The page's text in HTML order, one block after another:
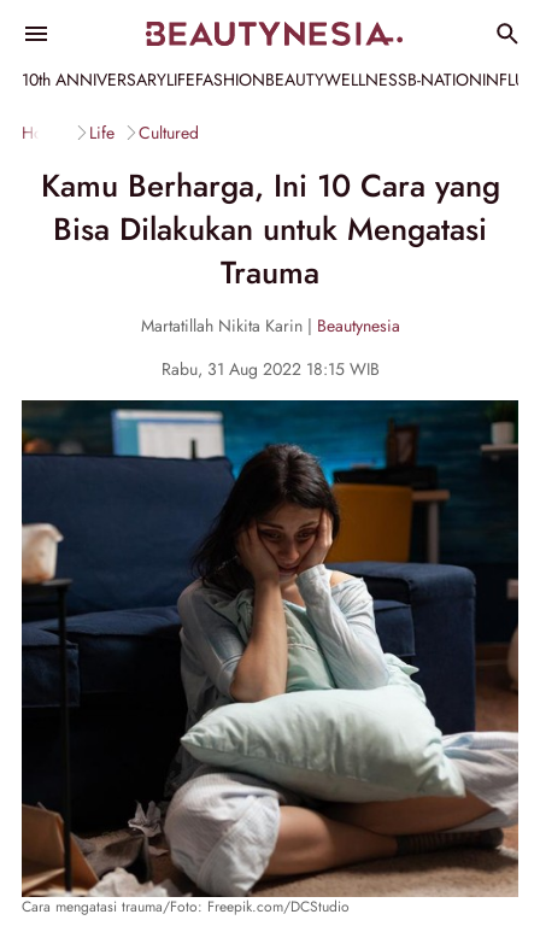
10th ANNIVERSARYLIFEFASHIONBEAUTYWELLNESSB-NATION
Home Life Cultured
Kamu Berharga, Ini 10 Cara yang
Bisa Dilakukan untuk Mengatasi
Trauma
Martatillah Nikita Karin | Beautynesia
Rabu, 31 Aug 2022 18:15 WIB
Cara mengatasi trauma/Foto: Freepik.com/DCStudio